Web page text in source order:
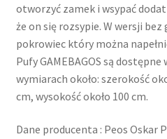
otworzyć zamek i wsypać
że on się rozsypie. W wersji
pokrowiec który można
Pufy GAMEBAGOS są
wymiarach około: szerokość
cm, wysokość około 100 cm.
Dane producenta : Peos Oskar